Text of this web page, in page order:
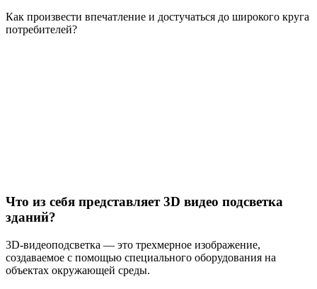
Как произвести впечатление и достучаться до широкого круга
потребителей?
Что из себя представляет 3D видео подсветка
зданий?
3D-видеоподсветка — это трехмерное изображение,
создаваемое с помощью специального оборудования на
объектах окружающей среды.